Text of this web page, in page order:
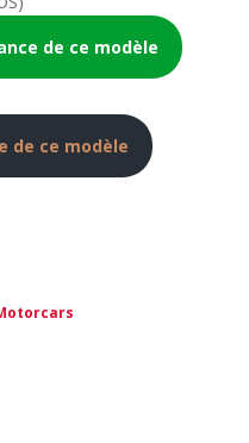
de ce modèle
de ce modèle